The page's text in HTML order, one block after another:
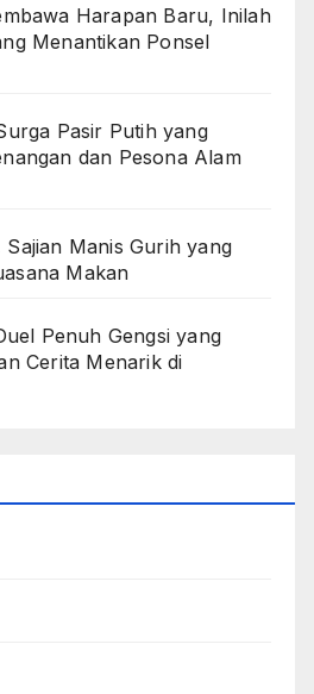
Harapan Baru, Inilah
Menantikan Ponsel
Pasir Putih yang
dan Pesona Alam
Manis Gurih yang
Makan
Penuh Gengsi yang
Cerita Menarik di